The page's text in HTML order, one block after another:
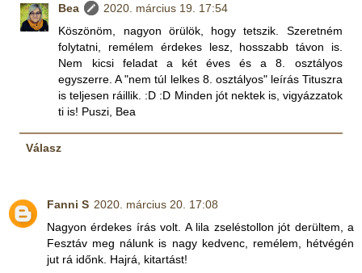
Bea
2020. március 19. 17:54
Köszönöm, nagyon örülök, hogy tetszik. Szeretném
folytatni, remélem érdekes lesz, hosszabb távon is.
Nem kicsi feladat a két éves és a 8. osztályos
egyszerre. A "nem túl lelkes 8. osztályos" leírás Tituszra
is teljesen ráillik. :D :D Minden jót nektek is, vigyázzatok
ti is! Puszi, Bea
Válasz
Fanni S 2020. március 20. 17:08
Nagyon érdekes írás volt. A lila zseléstollon jót derültem, a
Fesztáv meg nálunk is nagy kedvenc, remélem, hétvégén
jut rá időnk. Hajrá, kitartást!